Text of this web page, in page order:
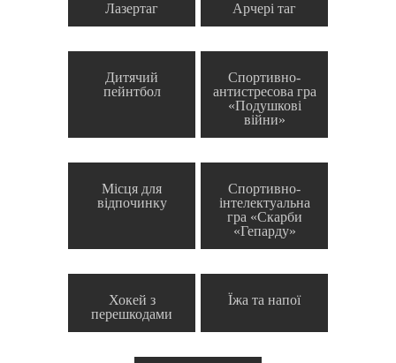
Лазертаг Арчері таг
Дитячий
пейнтбол
Спортивно-
антистресова гра
«Подушкові
війни»
Місця для
відпочинку
Спортивно-
інтелектуальна
гра «Скарби
«Гепарду»
Хокей з
перешкодами
Їжа та напої